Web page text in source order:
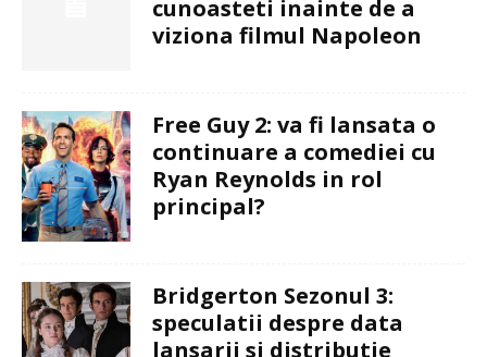
cunoasteti inainte de a
viziona filmul Napoleon
Free Guy 2: va fi lansata o
continuare a comediei cu
Ryan Reynolds in rol
principal?
Bridgerton Sezonul 3:
speculatii despre data
lansarii si distributie